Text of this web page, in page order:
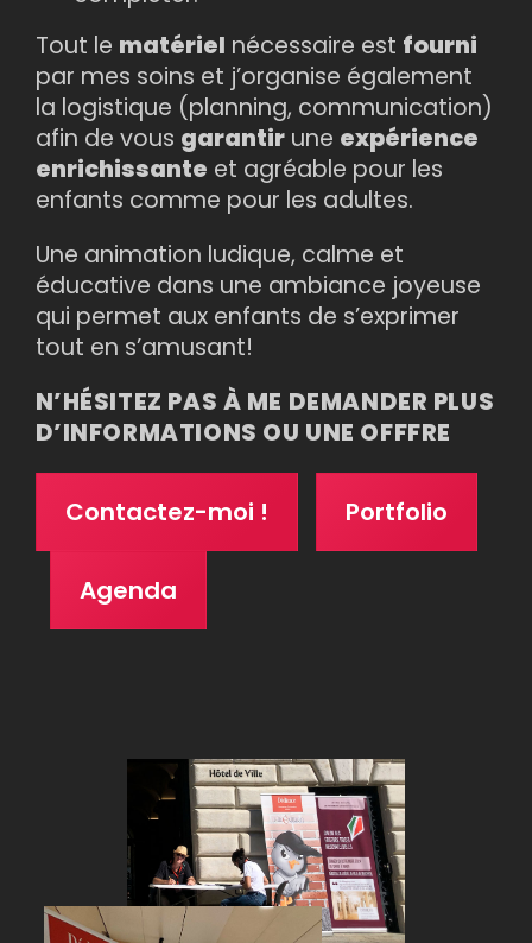
Tout le matériel nécessaire est fourni
par mes soins et j’organise également
la logistique (planning, communication)
afin de vous garantirune expérience
enrichissante et agréable pour les
enfants comme pour les adultes.
Une animation ludique, calme et
éducative dans une ambiance joyeuse
qui permet aux enfants de s’exprimer
tout en s’amusant!
N’HÉSITEZ PAS À ME DEMANDER PLUS
D’INFORMATIONS OU UNE OFFFRE
Contactez-moi ! Portfolio
Agenda